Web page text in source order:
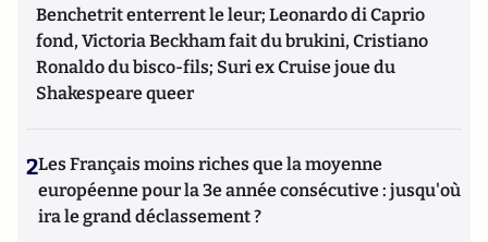
Benchetrit enterrent le leur; Leonardo di Caprio
fond, Victoria Beckham fait du brukini, Cristiano
Ronaldo du bisco-fils; Suri ex Cruise joue du
Shakespeare queer
2Les Français moins riches que la moyenne
européenne pour la 3e année consécutive : jusqu'où
ira le grand déclassement ?